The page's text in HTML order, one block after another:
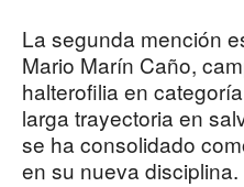
La segunda mención
Mario Marín Caño,
halterofilia en
larga trayectoria en
se ha consolidado
en su nueva disciplina.